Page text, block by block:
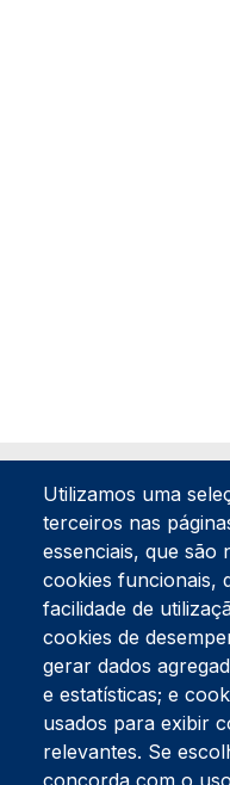
Tel:234 390 100Fax:
Endereço Postal
Apartado 42
Rua Gil Eanes 31
3834-908 Gafanha da
Utilizamos uma
terceiros nas
essenciais, que são
cookies funcionais,
facilidade de
cookies de
gerar dados
e estatísticas; e
usados para exibir
relevantes. Se